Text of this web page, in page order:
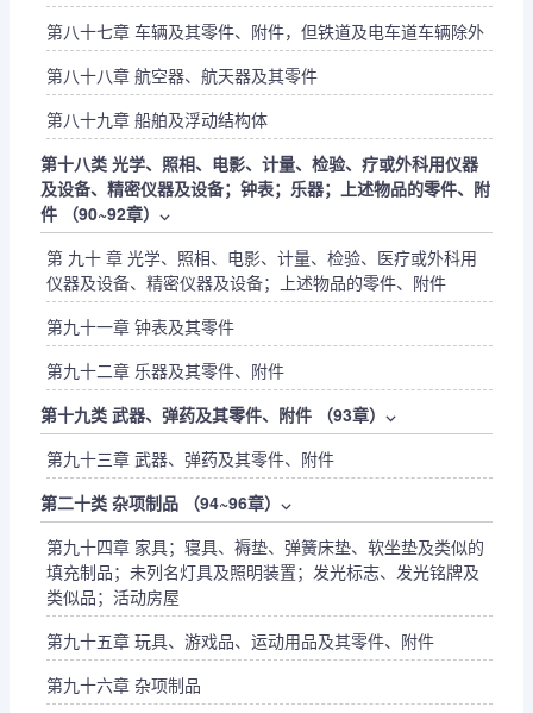
第八十七章 车辆及其零件、附件，但铁道及电车道车辆除外
第八十八章 航空器、航天器及其零件
第八十九章 船舶及浮动结构体
第十八类 光学、照相、电影、计量、检验、疗或外科用仪器
及设备、精密仪器及设备；钟表；乐器；上述物品的零件、附
件 （90~92章） ⌵
第 九十 章 光学、照相、电影、计量、检验、医疗或外科用
仪器及设备、精密仪器及设备；上述物品的零件、附件
第九十一章 钟表及其零件
第九十二章 乐器及其零件、附件
第十九类 武器、弹药及其零件、附件 （93章） ⌵
第九十三章 武器、弹药及其零件、附件
第二十类 杂项制品 （94~96章） ⌵
第九十四章 家具；寝具、褥垫、弹簧床垫、软坐垫及类似的
填充制品；未列名灯具及照明装置；发光标志、发光铭牌及
类似品；活动房屋
第九十五章 玩具、游戏品、运动用品及其零件、附件
第九十六章 杂项制品